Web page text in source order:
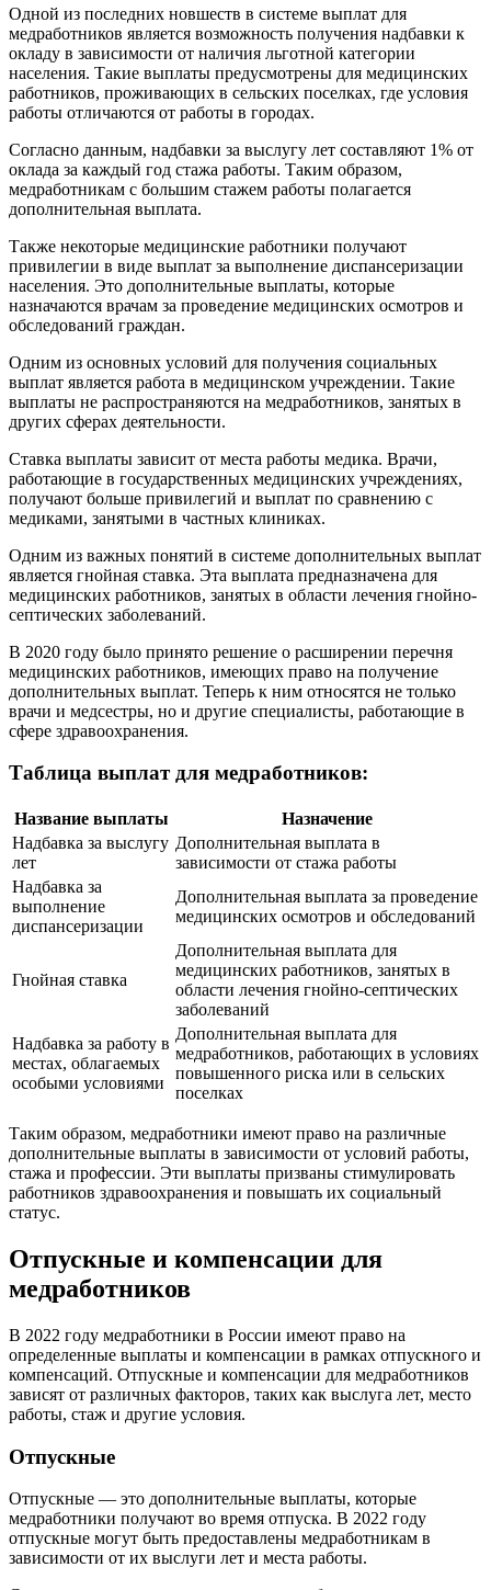
Одной из последних новшеств в системе выплат для
медработников является возможность получения надбавки к
окладу в зависимости от наличия льготной категории
населения. Такие выплаты предусмотрены для медицинских
работников, проживающих в сельских поселках, где условия
работы отличаются от работы в городах.
Согласно данным, надбавки за выслугу лет составляют 1% от
оклада за каждый год стажа работы. Таким образом,
медработникам с большим стажем работы полагается
дополнительная выплата.
Также некоторые медицинские работники получают
привилегии в виде выплат за выполнение диспансеризации
населения. Это дополнительные выплаты, которые
назначаются врачам за проведение медицинских осмотров и
обследований граждан.
Одним из основных условий для получения социальных
выплат является работа в медицинском учреждении. Такие
выплаты не распространяются на медработников, занятых в
других сферах деятельности.
Ставка выплаты зависит от места работы медика. Врачи,
работающие в государственных медицинских учреждениях,
получают больше привилегий и выплат по сравнению с
медиками, занятыми в частных клиниках.
Одним из важных понятий в системе дополнительных выплат
является гнойная ставка. Эта выплата предназначена для
медицинских работников, занятых в области лечения гнойно-
септических заболеваний.
В 2020 году было принято решение о расширении перечня
медицинских работников, имеющих право на получение
дополнительных выплат. Теперь к ним относятся не только
врачи и медсестры, но и другие специалисты, работающие в
сфере здравоохранения.
Таблица выплат для медработников:
Название выплаты
Назначение
Надбавка за выслугу
лет
Дополнительная выплата в
зависимости от стажа работы
Надбавка за
выполнение
диспансеризации
Дополнительная выплата за проведение
медицинских осмотров и обследований
Гнойная ставка
Дополнительная выплата для
медицинских работников, занятых в
области лечения гнойно-септических
заболеваний
Надбавка за работу в
местах, облагаемых
особыми условиями
Дополнительная выплата для
медработников, работающих в условиях
повышенного риска или в сельских
поселках
Таким образом, медработники имеют право на различные
дополнительные выплаты в зависимости от условий работы,
стажа и профессии. Эти выплаты призваны стимулировать
работников здравоохранения и повышать их социальный
статус.
Отпускные и компенсации для
медработников
В 2022 году медработники в России имеют право на
определенные выплаты и компенсации в рамках отпускного и
компенсаций. Отпускные и компенсации для медработников
зависят от различных факторов, таких как выслуга лет, место
работы, стаж и другие условия.
Отпускные
Отпускные — это дополнительные выплаты, которые
медработники получают во время отпуска. В 2022 году
отпускные могут быть предоставлены медработникам в
зависимости от их выслуги лет и места работы.